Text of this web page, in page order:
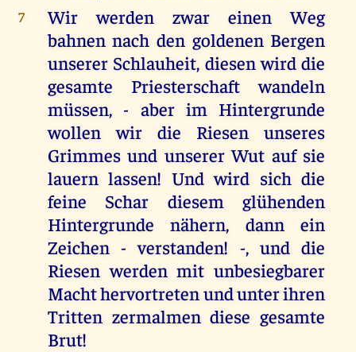
7
Wir werden zwar einen Weg
bahnen nach den goldenen Bergen
unserer Schlauheit, diesen wird die
gesamte Priesterschaft wandeln
müssen, - aber im Hintergrunde
wollen wir die Riesen unseres
Grimmes und unserer Wut auf sie
lauern lassen! Und wird sich die
feine Schar diesem glühenden
Hintergrunde nähern, dann ein
Zeichen - verstanden! -, und die
Riesen werden mit unbesiegbarer
Macht hervortreten und unter ihren
Tritten zermalmen diese gesamte
Brut!